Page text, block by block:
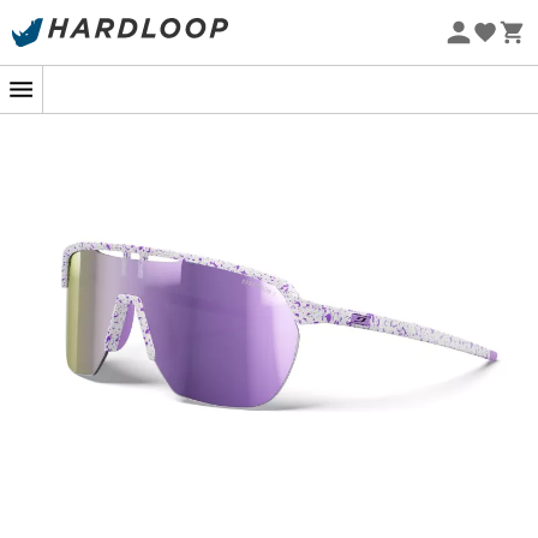
Promos d'été 🔥 -5 % EXTRA dès 2 produits* code Summer5
-5% Extra - Code Summer5
Grip Nose : Insert souple antichoc et adhérent au
niveau du nez
Ecart (mm) : 13
Longueur des Branches (mm) : 123
Base : 5
Calibre (mm) : 130